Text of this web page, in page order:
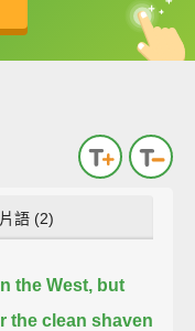
中
英
語 (2)
the West, but
the clean shaven